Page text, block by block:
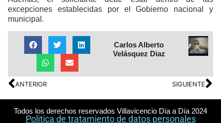
excepciones establecidas por el Gobierno nacional y
municipal.
Carlos Alberto
Velásquez Diaz
ANTERIOR SIGUIENTE
Todos los derechos reservados Villavicencio Día a Día 2024
Politica de tratamiento de datos personales